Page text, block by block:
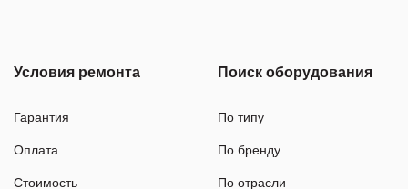
Условия ремонта
Гарантия
Оплата
Стоимость
Поиск оборудования
По типу
По бренду
По отрасли